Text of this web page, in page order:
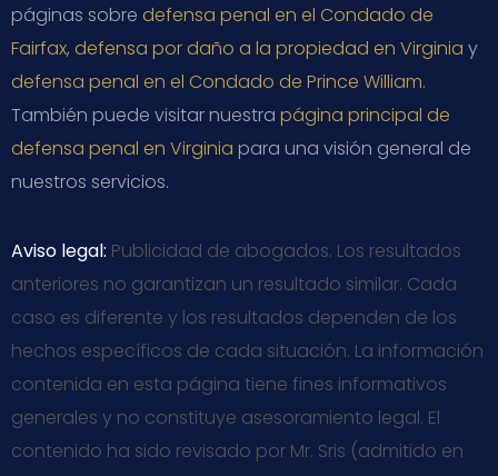
páginas sobre defensa penal en el Condado de
Fairfax, defensa por daño a la propiedad en Virginia y
defensa penal en el Condado de Prince William.
También puede visitar nuestra página principal de
defensa penal en Virginia para una visión general de
nuestros servicios.
Aviso legal: Publicidad de abogados. Los resultados
anteriores no garantizan un resultado similar. Cada
caso es diferente y los resultados dependen de los
hechos específicos de cada situación. La información
contenida en esta página tiene fines informativos
generales y no constituye asesoramiento legal. El
contenido ha sido revisado por Mr. Sris (admitido en